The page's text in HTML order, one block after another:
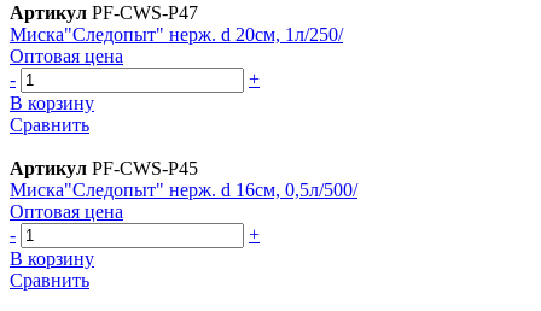
Артикул PF-CWS-P47
Миска"Следопыт" нерж. d 20см, 1л/250/
Оптовая цена
-
+
В корзину
Сравнить
Артикул PF-CWS-P45
Миска"Следопыт" нерж. d 16см, 0,5л/500/
Оптовая цена
-
+
В корзину
Сравнить